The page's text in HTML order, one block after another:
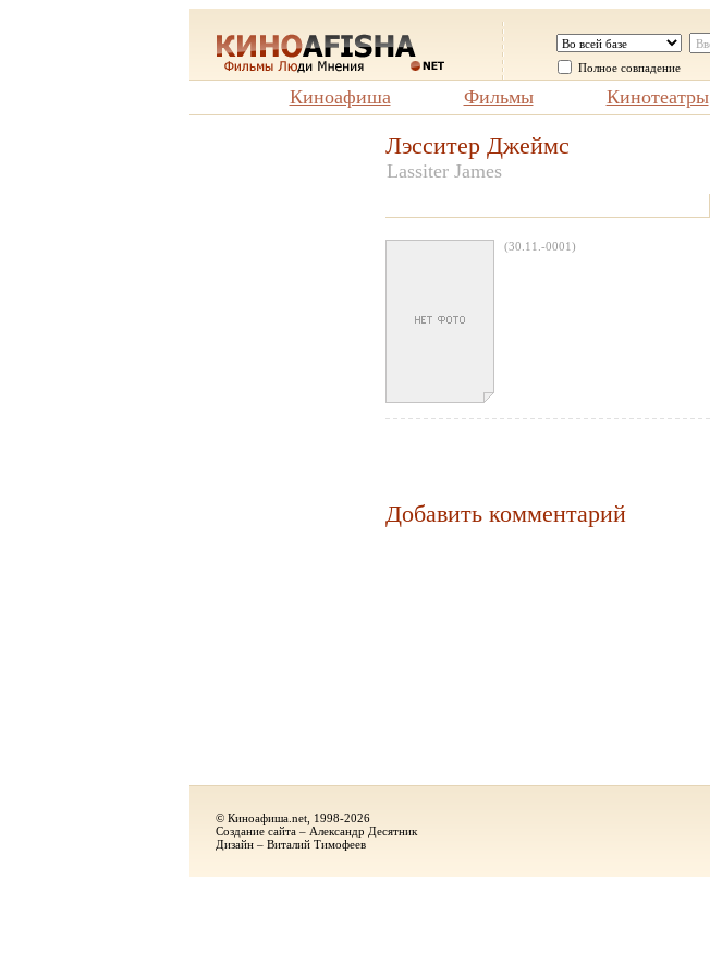
Полное совпадение
Киноафиша Фильмы Кинотеатры
Лэсситер Джеймс
Lassiter James
(30.11.-0001)
Добавить комментарий
© Киноафиша.net, 1998-2026
Создание сайта – Александр Десятник
Дизайн – Виталий Тимофеев